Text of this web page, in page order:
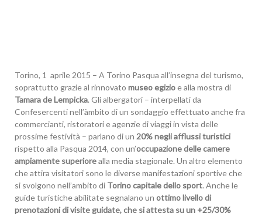
Torino, 1 aprile 2015 – A Torino Pasqua all’insegna del turismo,
soprattutto grazie al rinnovato museo egizioe alla mostra di
Tamara de Lempicka. Gli albergatori – interpellati da
Confesercenti nell’àmbito di un sondaggio effettuato anche fra
commercianti, ristoratori e agenzie di viaggi in vista delle
prossime festività – parlano di un 20% negli afflussi turistici
rispetto alla Pasqua 2014, con un’occupazione delle camere
ampiamente superiorealla media stagionale. Un altro elemento
che attira visitatori sono le diverse manifestazioni sportive che
si svolgono nell’ambito di Torino capitale dello sport. Anche le
guide turistiche abilitate segnalano un ottimo livello di
prenotazioni di visite guidate, che si attesta su un +25/30%